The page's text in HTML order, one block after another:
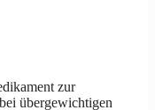
zur
übergewichtigen